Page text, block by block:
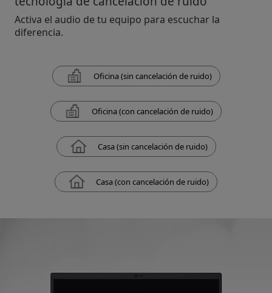
Activa el audio de tu equipo para escuchar la
diferencia.
Oficina (sin cancelación de ruido)
Oficina (con cancelación de ruido)
Casa (sin cancelación de ruido)
Casa (con cancelación de ruido)